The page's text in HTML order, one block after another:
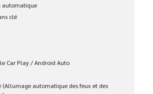
automatique
clé
Car Play / Android Auto
(Allumage automatique des feux et des